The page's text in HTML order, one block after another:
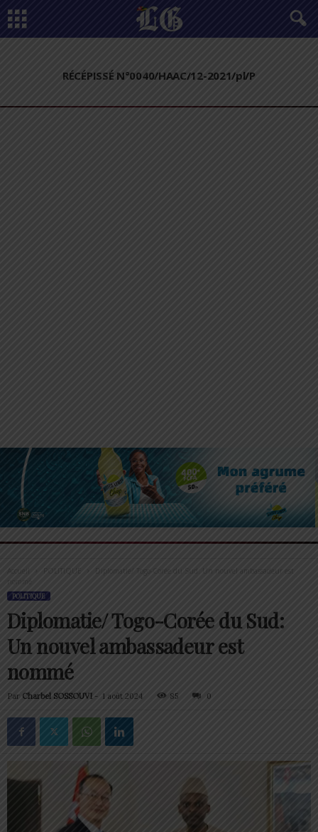
RÉCÉPISSÉ N°0040/HAAC/12-2021/pl/P
Accueil POLITIQUE
Diplomatie/ Togo-Corée du Sud: Un nouvel ambassadeur est
nommé
POLITIQUE
Diplomatie/ Togo-Corée du Sud:
Un nouvel ambassadeur est
nommé
Par Charbel SOSSOUVI - 1 août 2024 85 0